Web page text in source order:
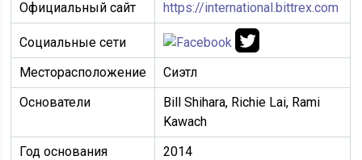
Официальный сайт https://international.bittrex.com
Социальные сети
Месторасположение
Сиэтл
Основатели
Bill Shihara, Richie Lai, Rami
Kawach
Год основания
2014